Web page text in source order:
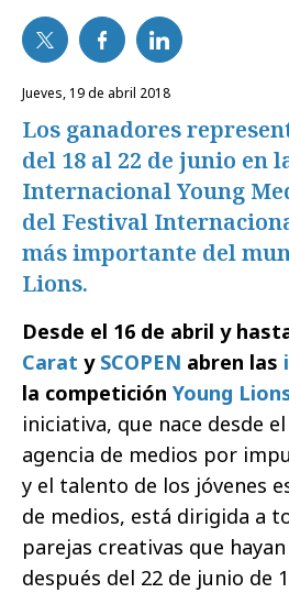
jueves, 19 de abril 2018
Los ganadores
del 18 al 22 de junio en
Internacional Young
del Festival
más importante del
Lions.
Desde el 16 de abril y
Carat y SCOPEN abren las
la competición Young
iniciativa, que nace desde
agencia de medios por
y el talento de los jóvenes
de medios, está dirigida a
parejas creativas que
después del 22 de junio de